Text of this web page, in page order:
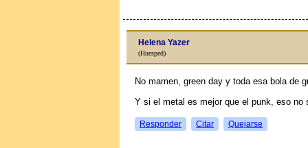
Helena Yazer
(Huesped)
No mamen, green day y toda esa bola de
Y si el metal es mejor que el punk, eso no
Responder Citar Quejarse